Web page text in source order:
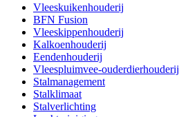
Vleeskuikenhouderij
BFN Fusion
Vleeskippenhouderij
Kalkoenhouderij
Eendenhouderij
Vleespluimvee-ouderdierhouderij
Stalmanagement
Stalklimaat
Stalverlichting